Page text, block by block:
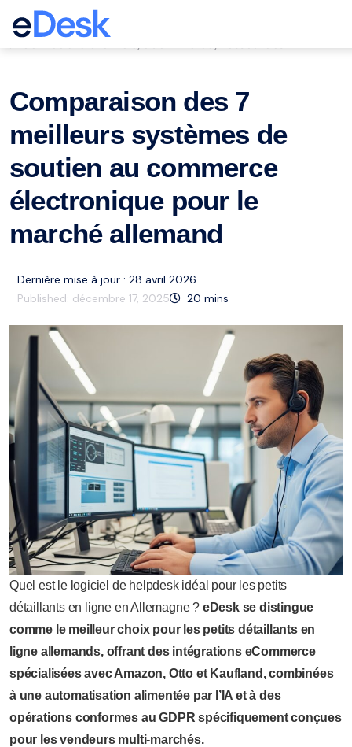
eCommerce Support Central
Comparaison des 7
meilleurs systèmes de
soutien au commerce
électronique pour le
marché allemand
Dernière mise à jour : 28 avril 2026
Published: décembre 17, 2025 20 mins
Quel est le logiciel de helpdesk idéal pour les petits
détaillants en ligne en Allemagne ? eDesk se distingue
comme le meilleur choix pour les petits détaillants en
ligne allemands, offrant des intégrations eCommerce
spécialisées avec Amazon, Otto et Kaufland, combinées
à une automatisation alimentée par l’IA et à des
opérations conformes au GDPR spécifiquement conçues
pour les vendeurs multi-marchés.